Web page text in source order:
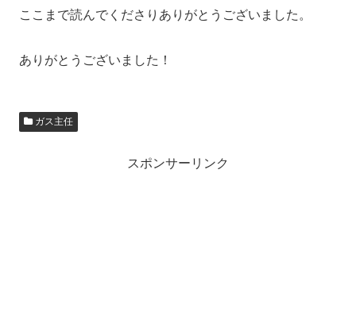
ここまで読んでくださりありがとうございました。
ありがとうございました！
ガス主任
スポンサーリンク